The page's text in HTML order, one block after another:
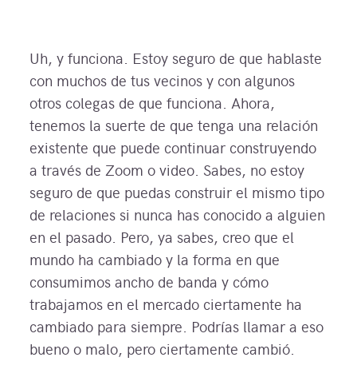
Uh, y funciona. Estoy seguro de que hablaste
con muchos de tus vecinos y con algunos
otros colegas de que funciona. Ahora,
tenemos la suerte de que tenga una relación
existente que puede continuar construyendo
a través de Zoom o video. Sabes, no estoy
seguro de que puedas construir el mismo tipo
de relaciones si nunca has conocido a alguien
en el pasado. Pero, ya sabes, creo que el
mundo ha cambiado y la forma en que
consumimos ancho de banda y cómo
trabajamos en el mercado ciertamente ha
cambiado para siempre. Podrías llamar a eso
bueno o malo, pero ciertamente cambió.